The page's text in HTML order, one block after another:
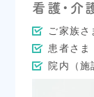
看護・介
ご家族さ
患者さま
院内（施